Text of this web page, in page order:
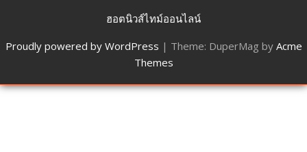
ฮอตนิวส์ไทม์ออนไลน์
Proudly powered by WordPress | Theme: DuperMag by Acme
Themes